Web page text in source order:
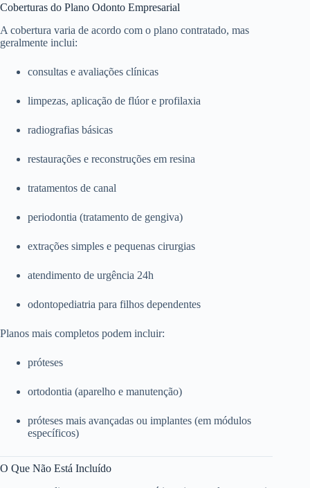
Coberturas do Plano Odonto Empresarial
A cobertura varia de acordo com o plano contratado, mas
geralmente inclui:
consultas e avaliações clínicas
limpezas, aplicação de flúor e profilaxia
radiografias básicas
restaurações e reconstruções em resina
tratamentos de canal
periodontia (tratamento de gengiva)
extrações simples e pequenas cirurgias
atendimento de urgência 24h
odontopediatria para filhos dependentes
Planos mais completos podem incluir:
próteses
ortodontia (aparelho e manutenção)
próteses mais avançadas ou implantes (em módulos
específicos)
O Que Não Está Incluído